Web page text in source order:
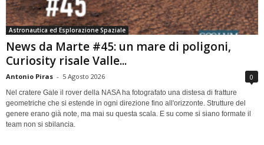
Astronautica ed Esplorazione Spaziale
News da Marte #45: un mare di poligoni,
Curiosity risale Valle...
Antonio Piras - 5 Agosto 2026 0
Nel cratere Gale il rover della NASA ha fotografato una distesa di fratture
geometriche che si estende in ogni direzione fino all'orizzonte. Strutture del
genere erano già note, ma mai su questa scala. E su come si siano formate il
team non si sbilancia.